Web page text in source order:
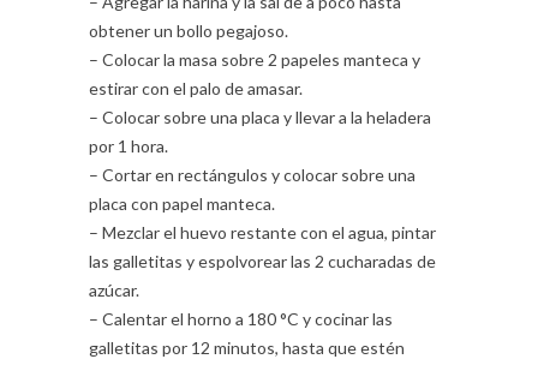
obtener un bollo pegajoso.
– Colocar la masa sobre 2 papeles manteca y
estirar con el palo de amasar.
– Colocar sobre una placa y llevar a la heladera
por 1 hora.
– Cortar en rectángulos y colocar sobre una
placa con papel manteca.
– Mezclar el huevo restante con el agua, pintar
las galletitas y espolvorear las 2 cucharadas de
azúcar.
– Calentar el horno a 180 °C y cocinar las
galletitas por 12 minutos, hasta que estén